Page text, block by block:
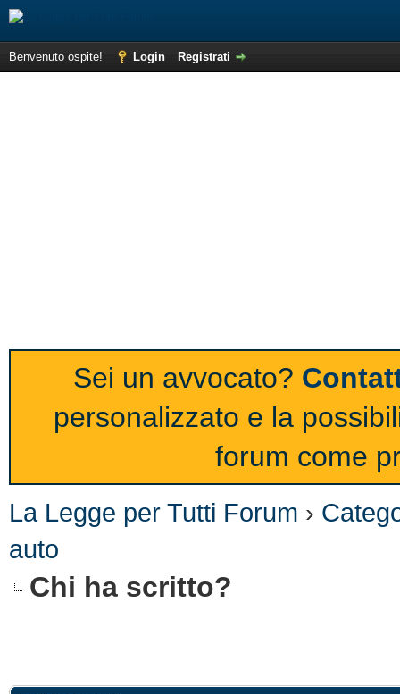
Benvenuto ospite! Login Registrati
Sei un avvocato?
personalizzato e la
forum come
La Legge per Tutti Forum ›
auto
Chi ha scritto?